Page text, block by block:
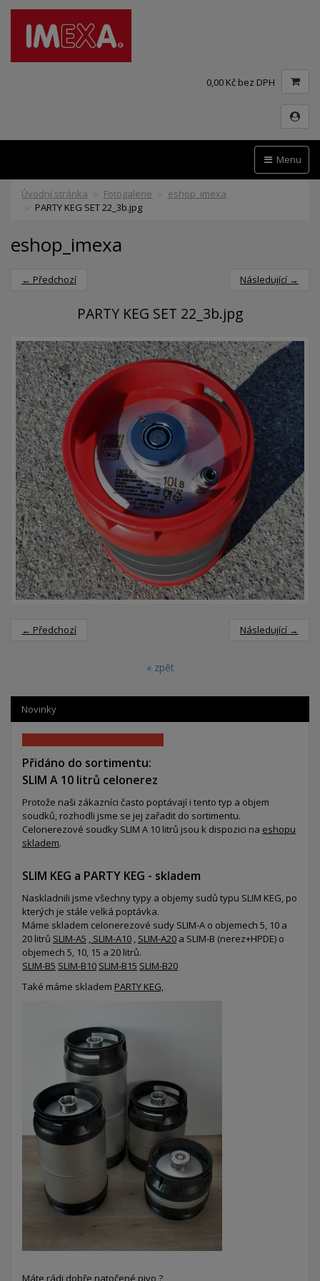
0,00 Kč bez DPH
Menu
Úvodní stránka Fotogalerie
eshop_imexa
PARTY KEG SET 22_3b.jpg
eshop_imexa
← Předchozí Následující →
PARTY KEG SET 22_3b.jpg
← Předchozí Následující →
« zpět
Novinky
Přidáno do sortimentu:
SLIM A 10 litrů celonerez
Protože naši zákazníci často poptávají i tento typ a objem
soudků, rozhodli jsme se jej zařadit do sortimentu.
Celonerezové soudky SLIM A 10 litrů jsou k dispozici na eshopu
skladem.
SLIM KEG a PARTY KEG - skladem
Naskladnili jsme všechny typy a objemy sudů typu SLIM KEG, po
kterých je stále velká poptávka.
Máme skladem celonerezové sudy SLIM-A o objemech 5, 10 a
20 litrů SLIM-A5 SLIM-A10 SLIM-A20 a SLIM-B (nerez+HPDE) o
objemech 5, 10, 15 a 20 litrů.
SLIM-B5 SLIM-B10 SLIM-B15 SLIM-B20
Také máme skladem PARTY KEG,
Máte rádi dobře natočené pivo ?